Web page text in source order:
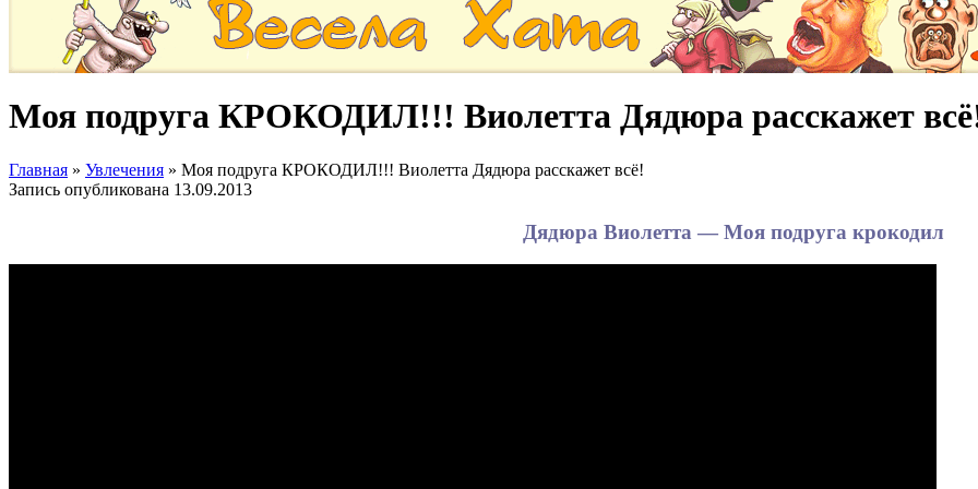
Моя подруга КРОКОДИЛ!!! Виолетта Дядюра расскажет
Главная » Увлечения » Моя подруга КРОКОДИЛ!!! Виолетта Дядюра расскажет всё!
Запись опубликована 13.09.2013
Дядюра Виолетта — Моя подруга крокодил